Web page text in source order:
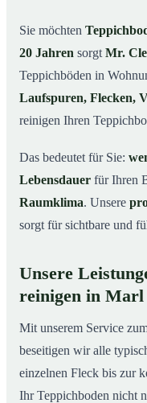
03Warum
04So funktioniert’s
05Teppichboden
Sie möchten
20 Jahren sorgt Mr.
Teppichböden in
Laufspuren, Flecken,
reinigen Ihren
Das bedeutet für Sie:
Lebensdauer für Ihren
Raumklima. Unsere
sorgt für sichtbare und
Unsere
reinigen in Marl
Mit unserem Service
beseitigen wir alle
einzelnen Fleck bis zur
Ihr Teppichboden nicht